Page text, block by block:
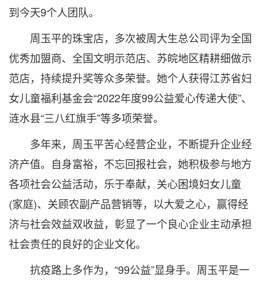
到今天9个人团队。
周玉平的珠宝店，多次被周大生总公司评为全国
优秀加盟商、全国文明示范店、苏皖地区精耕细做示
范店，持续提升奖等众多荣誉。她个人获得江苏省妇
女儿童福利基金会“2022年度99公益爱心传递大使”、
涟水县“三八红旗手”等多项荣誉。
多年来，周玉平苦心经营企业，不断提升企业经
济产值。自身富裕，不忘回报社会，她积极参与地方
各项社会公益活动，乐于奉献，关心困境妇女儿童
(家庭)、关顾农副产品营销等，以大爱之心，赢得经
济与社会效益双收益，彰显了一个良心企业主动承担
社会责任的良好的企业文化。
抗疫路上多作为，“99公益”显身手。周玉平是一